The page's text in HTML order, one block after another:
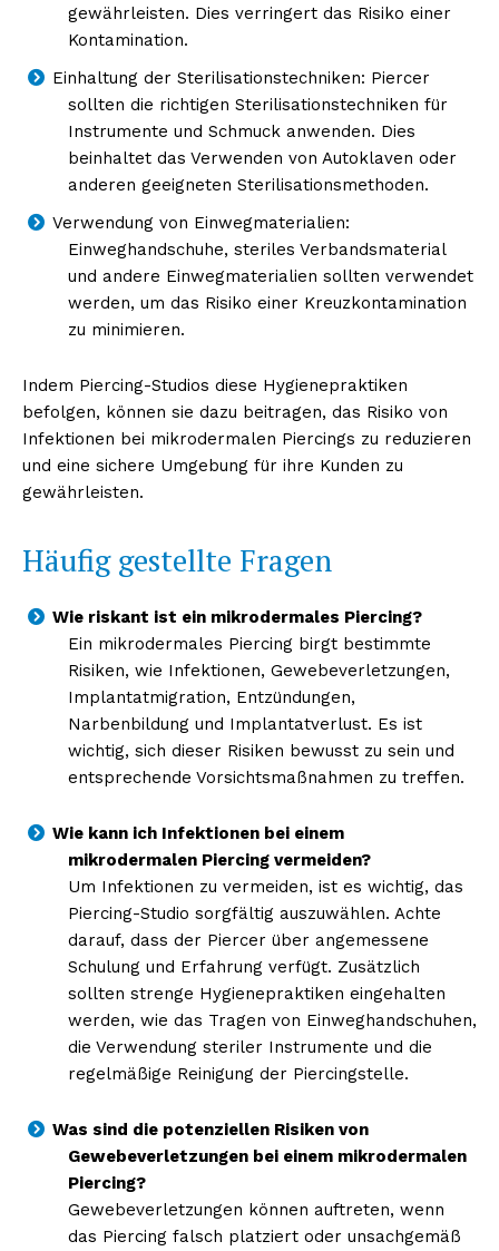
gewährleisten. Dies verringert das Risiko einer
Kontamination.
Einhaltung der Sterilisationstechniken: Piercer
sollten die richtigen Sterilisationstechniken für
Instrumente und Schmuck anwenden. Dies
beinhaltet das Verwenden von Autoklaven oder
anderen geeigneten Sterilisationsmethoden.
Verwendung von Einwegmaterialien:
Einweghandschuhe, steriles Verbandsmaterial
und andere Einwegmaterialien sollten verwendet
werden, um das Risiko einer Kreuzkontamination
zu minimieren.
Indem Piercing-Studios diese Hygienepraktiken
befolgen, können sie dazu beitragen, das Risiko von
Infektionen bei mikrodermalen Piercings zu reduzieren
und eine sichere Umgebung für ihre Kunden zu
gewährleisten.
Häufig gestellte Fragen
Wie riskant ist ein mikrodermales Piercing?
Ein mikrodermales Piercing birgt bestimmte
Risiken, wie Infektionen, Gewebeverletzungen,
Implantatmigration, Entzündungen,
Narbenbildung und Implantatverlust. Es ist
wichtig, sich dieser Risiken bewusst zu sein und
entsprechende Vorsichtsmaßnahmen zu treffen.
Wie kann ich Infektionen bei einem
mikrodermalen Piercing vermeiden?
Um Infektionen zu vermeiden, ist es wichtig, das
Piercing-Studio sorgfältig auszuwählen. Achte
darauf, dass der Piercer über angemessene
Schulung und Erfahrung verfügt. Zusätzlich
sollten strenge Hygienepraktiken eingehalten
werden, wie das Tragen von Einweghandschuhen,
die Verwendung steriler Instrumente und die
regelmäßige Reinigung der Piercingstelle.
Was sind die potenziellen Risiken von
Gewebeverletzungen bei einem mikrodermalen
Piercing?
Gewebeverletzungen können auftreten, wenn
das Piercing falsch platziert oder unsachgemäß